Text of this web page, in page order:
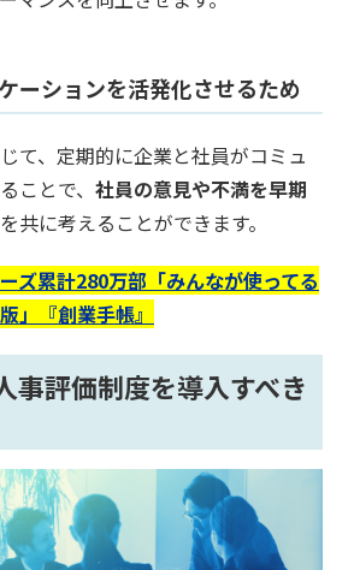
ーションを活発化させるため
て、定期的に企業と社員がコミュ
ことで、 社員の意見や不満を早期
共に考えることができます。
ズ累計280万部「みんなが使ってる
」『創業手帳』
事評価制度を導入すべき